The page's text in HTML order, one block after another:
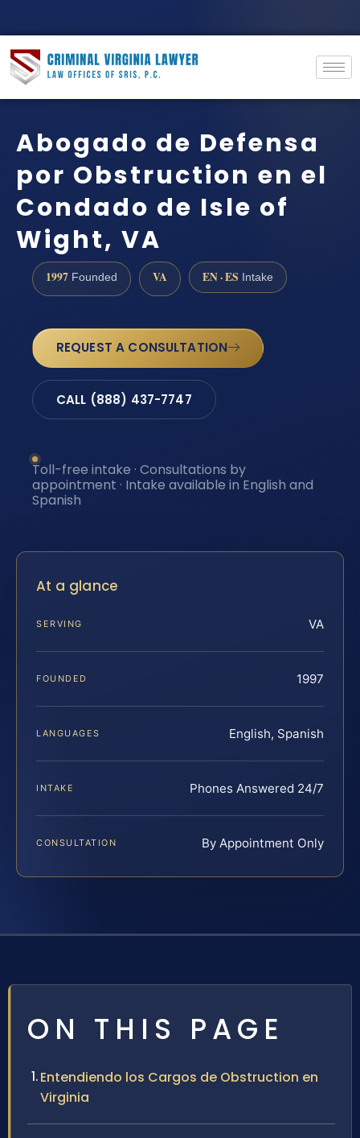
Abogado de Defensa
por Obstruction en el
Condado de Isle of
Wight, VA
1997 Founded VA EN · ES Intake
REQUEST A CONSULTATION
CALL (888) 437-7747
Toll-free intake · Consultations by
appointment · Intake available in English and
Spanish
At a glance
SERVING VA
FOUNDED 1997
LANGUAGES English, Spanish
INTAKE Phones Answered 24/7
CONSULTATION By Appointment Only
ON THIS PAGE
Entendiendo los Cargos de Obstruction en
Virginia